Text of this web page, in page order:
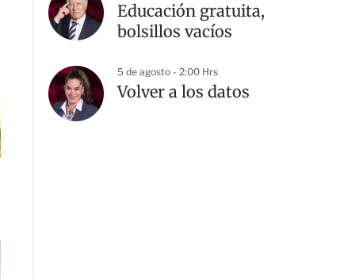
Educación gratuita,
bolsillos vacíos
5 de agosto - 2:00 Hrs
Volver a los datos